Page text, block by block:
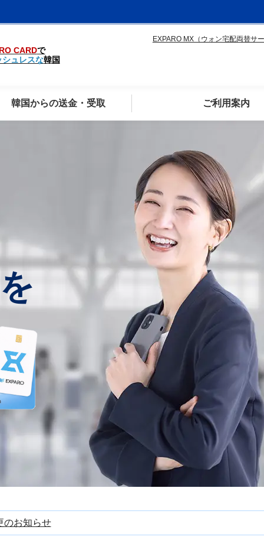
CARDで
シュレスな韓国
EXPARO MX（ウォン宅配両替サー
韓国からの送金・受取 ご利用案内
のお知らせ